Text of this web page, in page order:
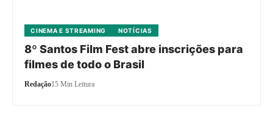
CINEMA E STREAMING NOTÍCIAS
8º Santos Film Fest abre inscrições para
filmes de todo o Brasil
Redação15 Min Leitura